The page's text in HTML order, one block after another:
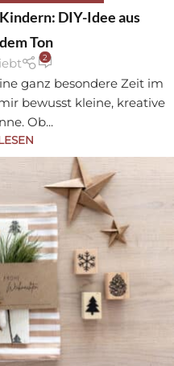
DIY-Idee aus
Ton
2
ganz besondere Zeit im
bewusst kleine, kreative
Ob...